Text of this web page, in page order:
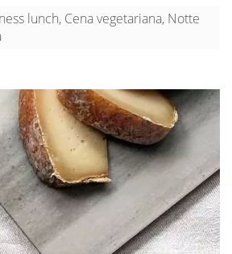
lunch, Cena vegetariana, Notte